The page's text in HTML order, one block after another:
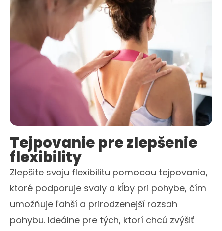
Tejpovanie pre zlepšenie
flexibility
Zlepšite svoju flexibilitu pomocou tejpovania,
ktoré podporuje svaly a kĺby pri pohybe, čím
umožňuje ľahší a prirodzenejší rozsah
pohybu. Ideálne pre tých, ktorí chcú zvýšiť